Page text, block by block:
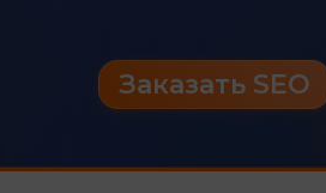
Заказать SEO